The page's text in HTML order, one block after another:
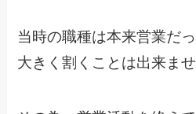
当時の職種は本来営業だ
大きく割くことは出来ませ